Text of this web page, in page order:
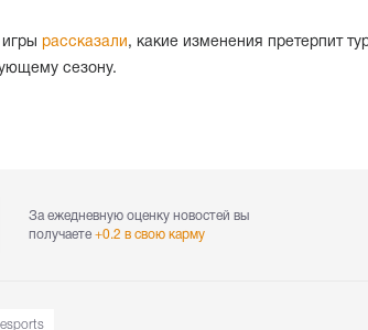
рассказали, какие изменения претерпит
сезону.
За ежедневную оценку новостей вы
получаете +0.2 в свою карму
esports